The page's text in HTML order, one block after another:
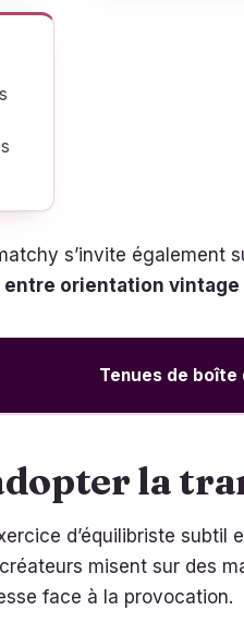
s’invite
entre orientation
Tenues de
la
d’équilibriste subtil
misent sur des
face à la provocation.